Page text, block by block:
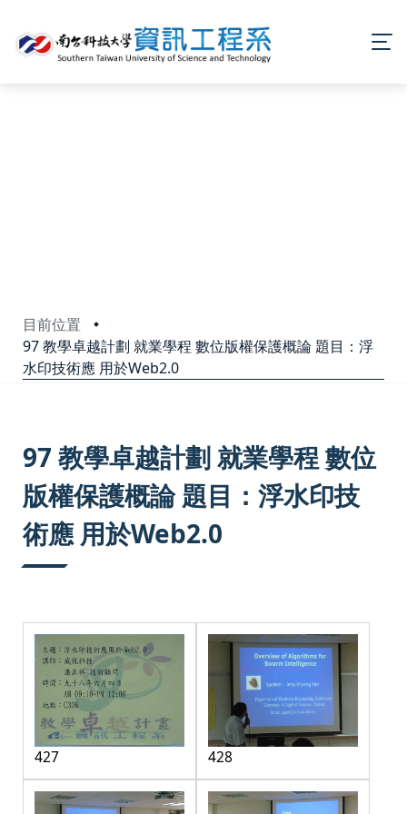
目前位置
97 教學卓越計劃 就業學程 數位版權保護概論 題目：浮
水印技術應 用於Web2.0
97 教學卓越計劃 就業學程 數位
版權保護概論 題目：浮水印技
術應 用於Web2.0
427 428